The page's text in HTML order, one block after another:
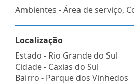
Ambientes - Área de serviço,
Localização
Estado - Rio Grande do Sul
Cidade - Caxias do Sul
Bairro - Parque dos Vinhedos